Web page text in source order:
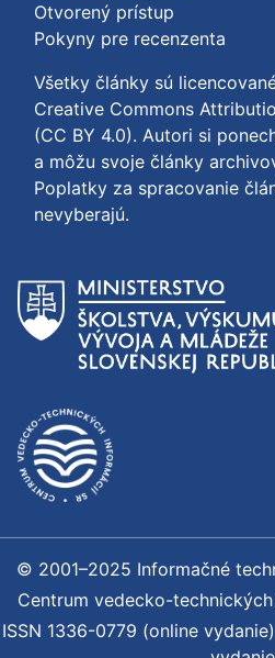
Otvorený prístup
Pokyny pre recenzenta
Všetky články sú
Creative Commons
(CC BY 4.0). Autori si
a môžu svoje články
Poplatky za spracovanie
nevyberajú.
© 2001–2025 Informačné
Centrum vedecko-technických
ISSN 1336-0779 (online